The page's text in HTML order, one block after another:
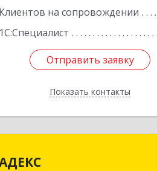
Клиентов на сопровождении
1С:Специалист
Отправить заявку
Показать контакты
Отправить заявку
Назад